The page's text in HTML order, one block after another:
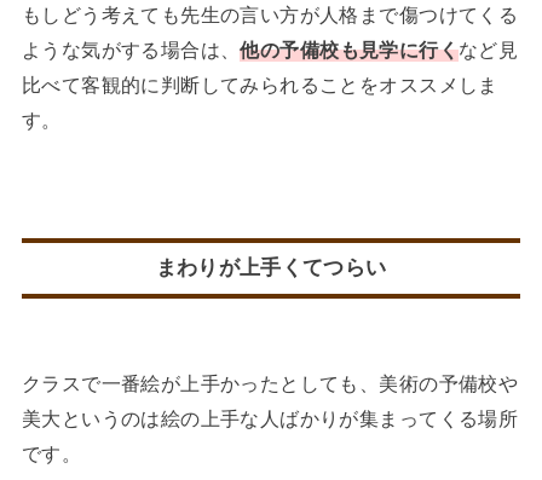
もしどう考えても先生の言い方が人格まで傷つけてくる
ような気がする場合は、他の予備校も見学に行くなど見
比べて客観的に判断してみられることをオススメしま
す。
まわりが上手くてつらい
クラスで一番絵が上手かったとしても、美術の予備校や
美大というのは絵の上手な人ばかりが集まってくる場所
です。